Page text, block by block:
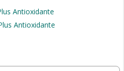
Antioxidante
Antioxidante